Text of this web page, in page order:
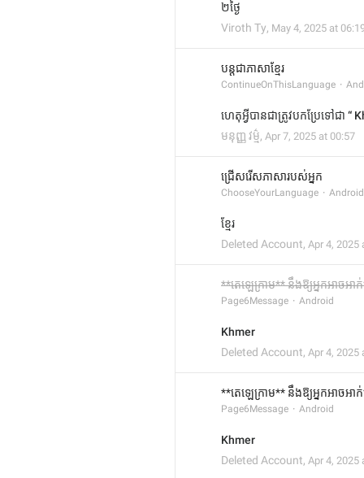
២ថ្ងៃ
Viroth Ty, May 4, 2025 at
បន្តជាភាសាខ្មែរ
ContinueOnThisLanguage
ហេតុអ្វីបានជាត្រូវបកប្រែទៅជា “
មនុញ្ញ វម្ម៌, Apr 7, 2025 at 00:57
ជ្រើសរើសភាសារបស់អ្នក
ChooseYourLanguage Android
ខ្មែរ
Deleted Account, Apr 4, 2025
**តេឡេក្រាម** នឹងឱ្យអ្នកអាច
Page6Message Android
Khmer
Deleted Account, Apr 4, 2025
**តេឡេក្រាម** នឹងឱ្យអ្នកអាចអ
Page6Message Android
Khmer
Deleted Account, Apr 4, 2025